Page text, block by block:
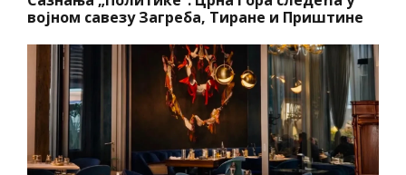
војном савезу Загреба, Тиране и Приштине